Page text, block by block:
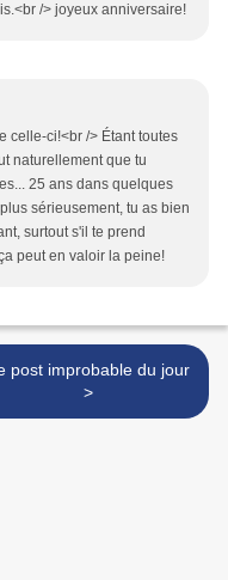
/> joyeux anniversaire!
celle-ci!<br /> Étant toutes
naturellement que tu
25 ans dans quelques
sérieusement, tu as bien
surtout s'il te prend
peut en valoir la peine!
post improbable du jour
>